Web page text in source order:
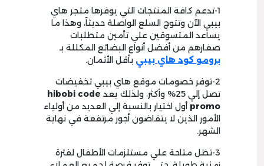
1-تدعم كافة المنتجات التي يوفرها متجر هاي
بيبي الآن وتتوج السلع الواصلة حديثاً، وهذا ما
يساعد المتسوقين علي تأمين متطلبات
صغارهم من أفضل أنواع البضائع المكللة بـ
برومو كود هاي بيبي بأقل الأثمان.
2-توفر خصومات موقع هاي بيبي تخفيضات
تصل إلي 25% وأكثر، ولذلك يعد
hibobi code
promo أول اختيار بالنسبة إلي العديد من أولياء
الأمور الذين لا يتقاضون أجور مرتفعة في نهاية
الشهر.
3-تظل متاحة علي مستلزمات الأطفال لفترة